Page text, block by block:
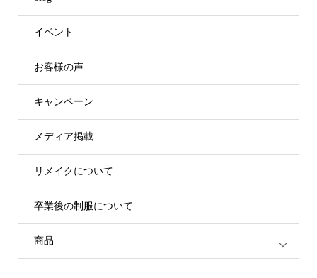
イベント
お客様の声
キャンペーン
メディア掲載
リメイクについて
卒業後の制服について
商品